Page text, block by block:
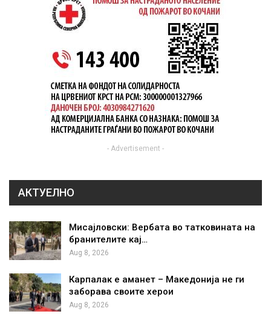
- Advertisement -
АКТУЕЛНО
Мисајловски: Вербата во татковината на
бранителите кај…
Aug 8, 2026
Карпалак е аманет – Македонија не ги
заборава своите херои
Aug 8, 2026